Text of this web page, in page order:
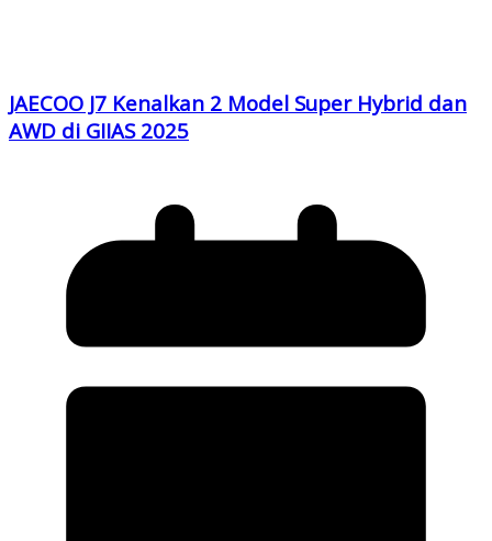
JAECOO J7 Kenalkan 2 Model Super Hybrid dan
AWD di GIIAS 2025